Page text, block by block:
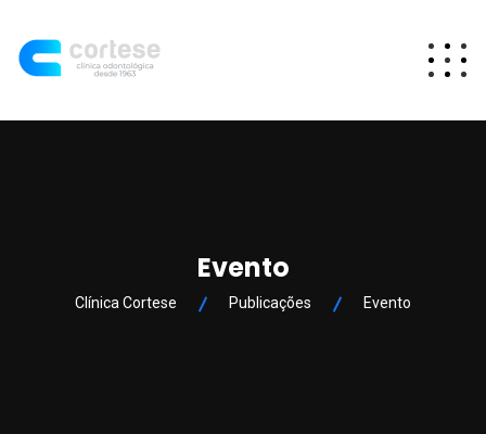
Evento
Clínica Cortese Publicações Evento